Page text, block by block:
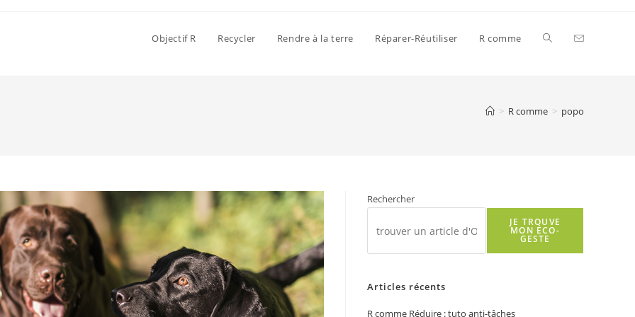
Objectif R Recycler Rendre à la terre Réparer-Réutiliser R comme Toggle
> R comme > popo
Rechercher
JE TROUVE
MON ÉCO-
GESTE
Articles récents
R comme Réduire : tuto anti-tâches